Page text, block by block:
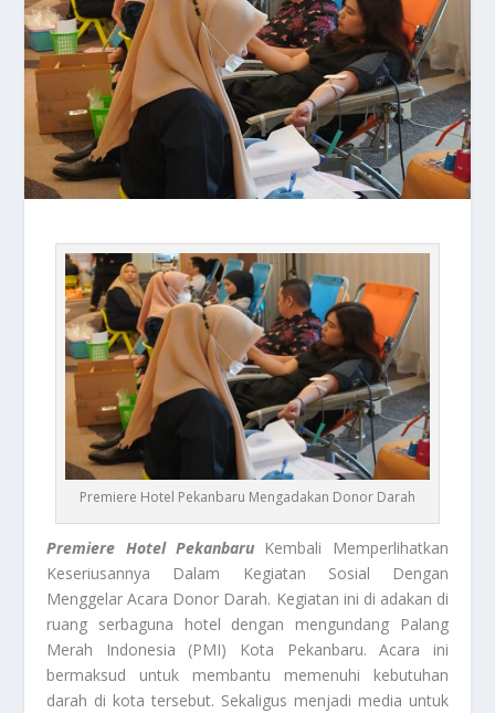
Premiere Hotel Pekanbaru Mengadakan Donor Darah
Premiere Hotel Pekanbaru Kembali Memperlihatkan
Keseriusannya Dalam Kegiatan Sosial Dengan
Menggelar Acara Donor Darah. Kegiatan ini di adakan di
ruang serbaguna hotel dengan mengundang Palang
Merah Indonesia (PMI) Kota Pekanbaru. Acara ini
bermaksud untuk membantu memenuhi kebutuhan
darah di kota tersebut. Sekaligus menjadi media untuk